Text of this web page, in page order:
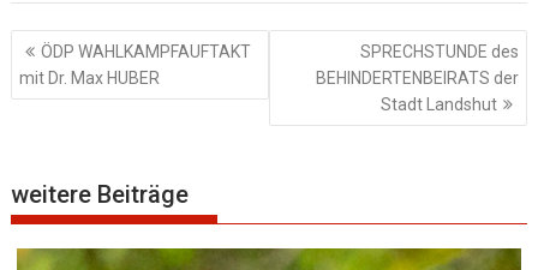
Beitragsnavigation
ÖDP WAHLKAMPFAUFTAKT
mit Dr. Max HUBER
SPRECHSTUNDE des
BEHINDERTENBEIRATS der
Stadt Landshut
weitere Beiträge